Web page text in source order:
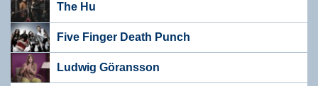
The Hu
Five Finger Death Punch
Ludwig Göransson